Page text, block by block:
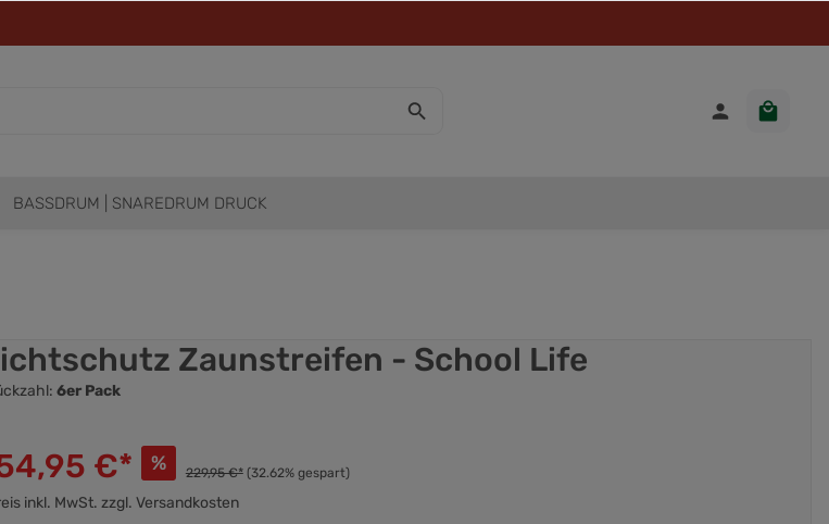
BASSDRUM | SNAREDRUM DRUCK
Zaunstreifen - School Life
6er Pack
€* % 229,95 €* (32.62% gespart)
inkl. MwSt. zzgl. Versandkosten